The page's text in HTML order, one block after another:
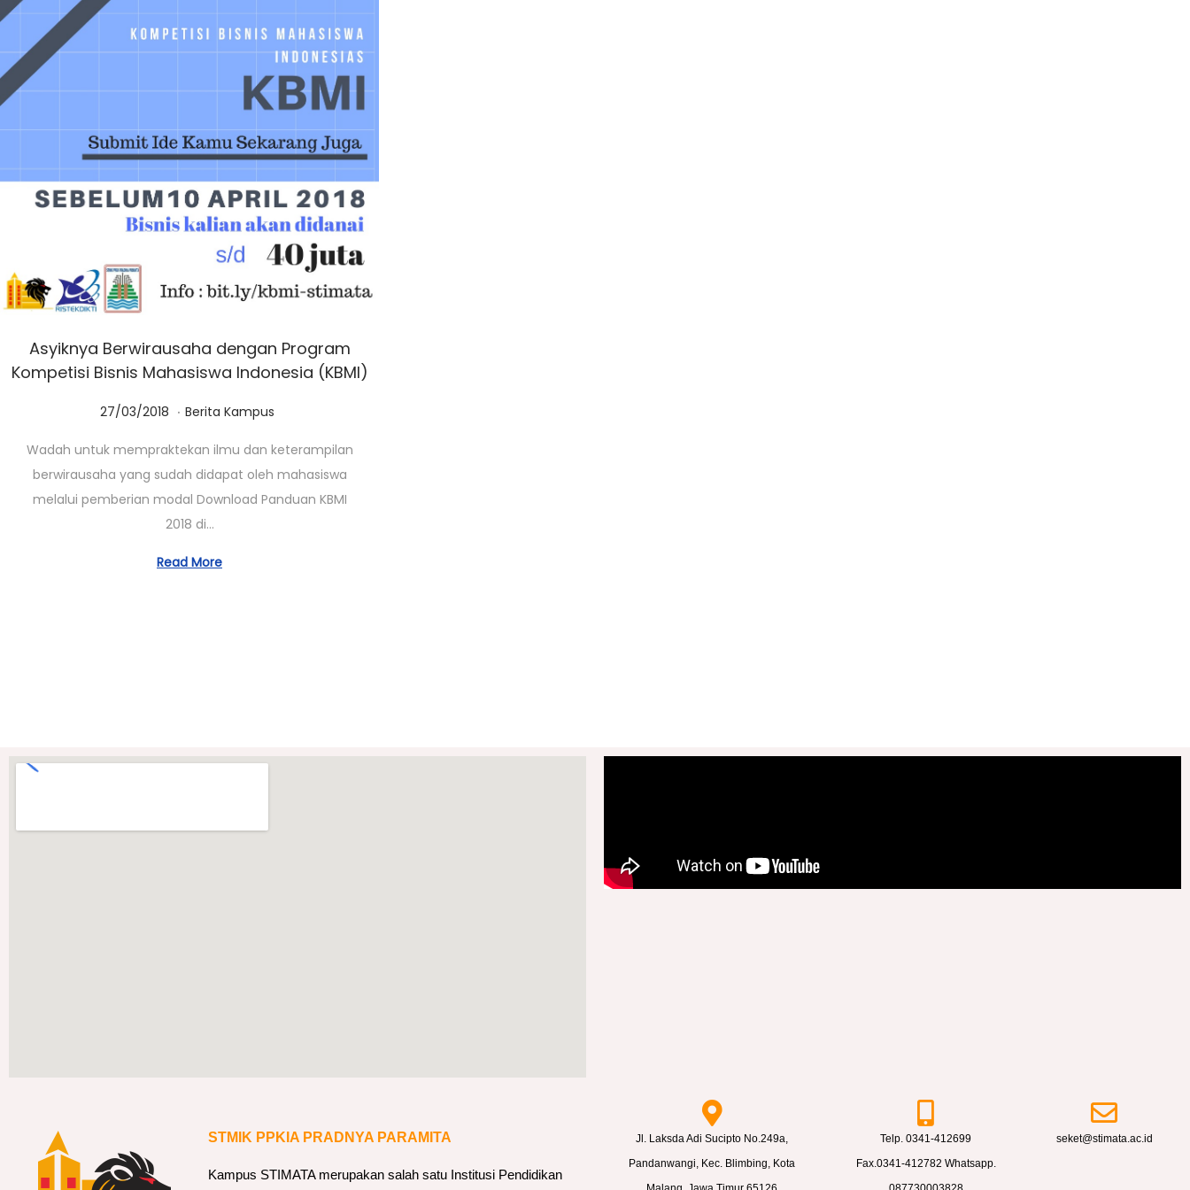
Asyiknya Berwirausaha dengan Program
Kompetisi Bisnis Mahasiswa Indonesia (KBMI)
Posted on
27/03/2018
/
1
0
/
2
. Posted in
Berita Kampus
Wadah untuk mempraktekan ilmu dan keterampilan
berwirausaha yang sudah didapat oleh mahasiswa
melalui pemberian modal Download Panduan KBMI
2018 di…
Read More
STMIK PPKIA PRADNYA PARAMITA
Kampus STIMATA merupakan salah satu Institusi Pendidikan
Jl. Laksda Adi Sucipto No.249a,
Pandanwangi, Kec. Blimbing, Kota
Telp. 0341-412699
Fax.0341-412782 Whatsapp.
seket@stimata.ac.id